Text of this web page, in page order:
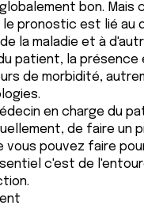
bon. Mais
pronostic est lié au
la maladie et à
patient, la présence
de morbidité,
en charge du
de faire un
vous pouvez faire
c'est de